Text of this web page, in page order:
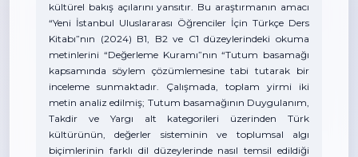
kültürel bakış açılarını yansıtır. Bu araştırmanın amacı
“Yeni İstanbul Uluslararası Öğrenciler İçin Türkçe Ders
Kitabı”nın (2024) B1, B2 ve C1 düzeylerindeki okuma
metinlerini “Değerleme Kuramı”nın “Tutum basamağı
kapsamında söylem çözümlemesine tabi tutarak bir
inceleme sunmaktadır. Çalışmada, toplam yirmi iki
metin analiz edilmiş; Tutum basamağının Duygulanım,
Takdir ve Yargı alt kategorileri üzerinden Türk
kültürünün, değerler sisteminin ve toplumsal algı
biçimlerinin farklı dil düzeylerinde nasıl temsil edildiği